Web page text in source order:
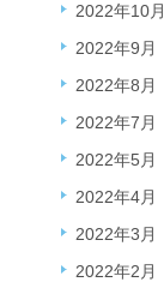
2022年10月
2022年9月
2022年8月
2022年7月
2022年5月
2022年4月
2022年3月
2022年2月